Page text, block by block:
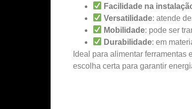
Facilidade na
Versatilidade: atende
Mobilidade: pode ser
Durabilidade: em
Ideal para alimentar
escolha certa para garantir